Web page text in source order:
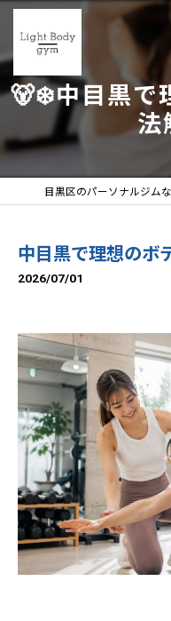
🐻‍❄️中目黒で
法
中目黒で理想のボ
2026/07/01